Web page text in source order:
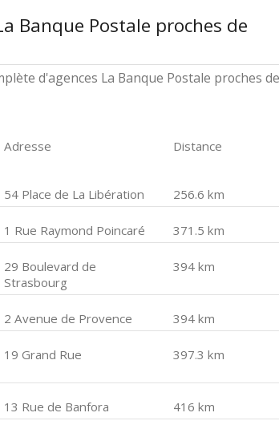
Banque Postale proches de
d'agences La Banque Postale proches de
Adresse Distance
54 Place de La Libération 256.6 km
1 Rue Raymond Poincaré 371.5 km
29 Boulevard de
Strasbourg
394 km
2 Avenue de Provence 394 km
19 Grand Rue 397.3 km
13 Rue de Banfora 416 km